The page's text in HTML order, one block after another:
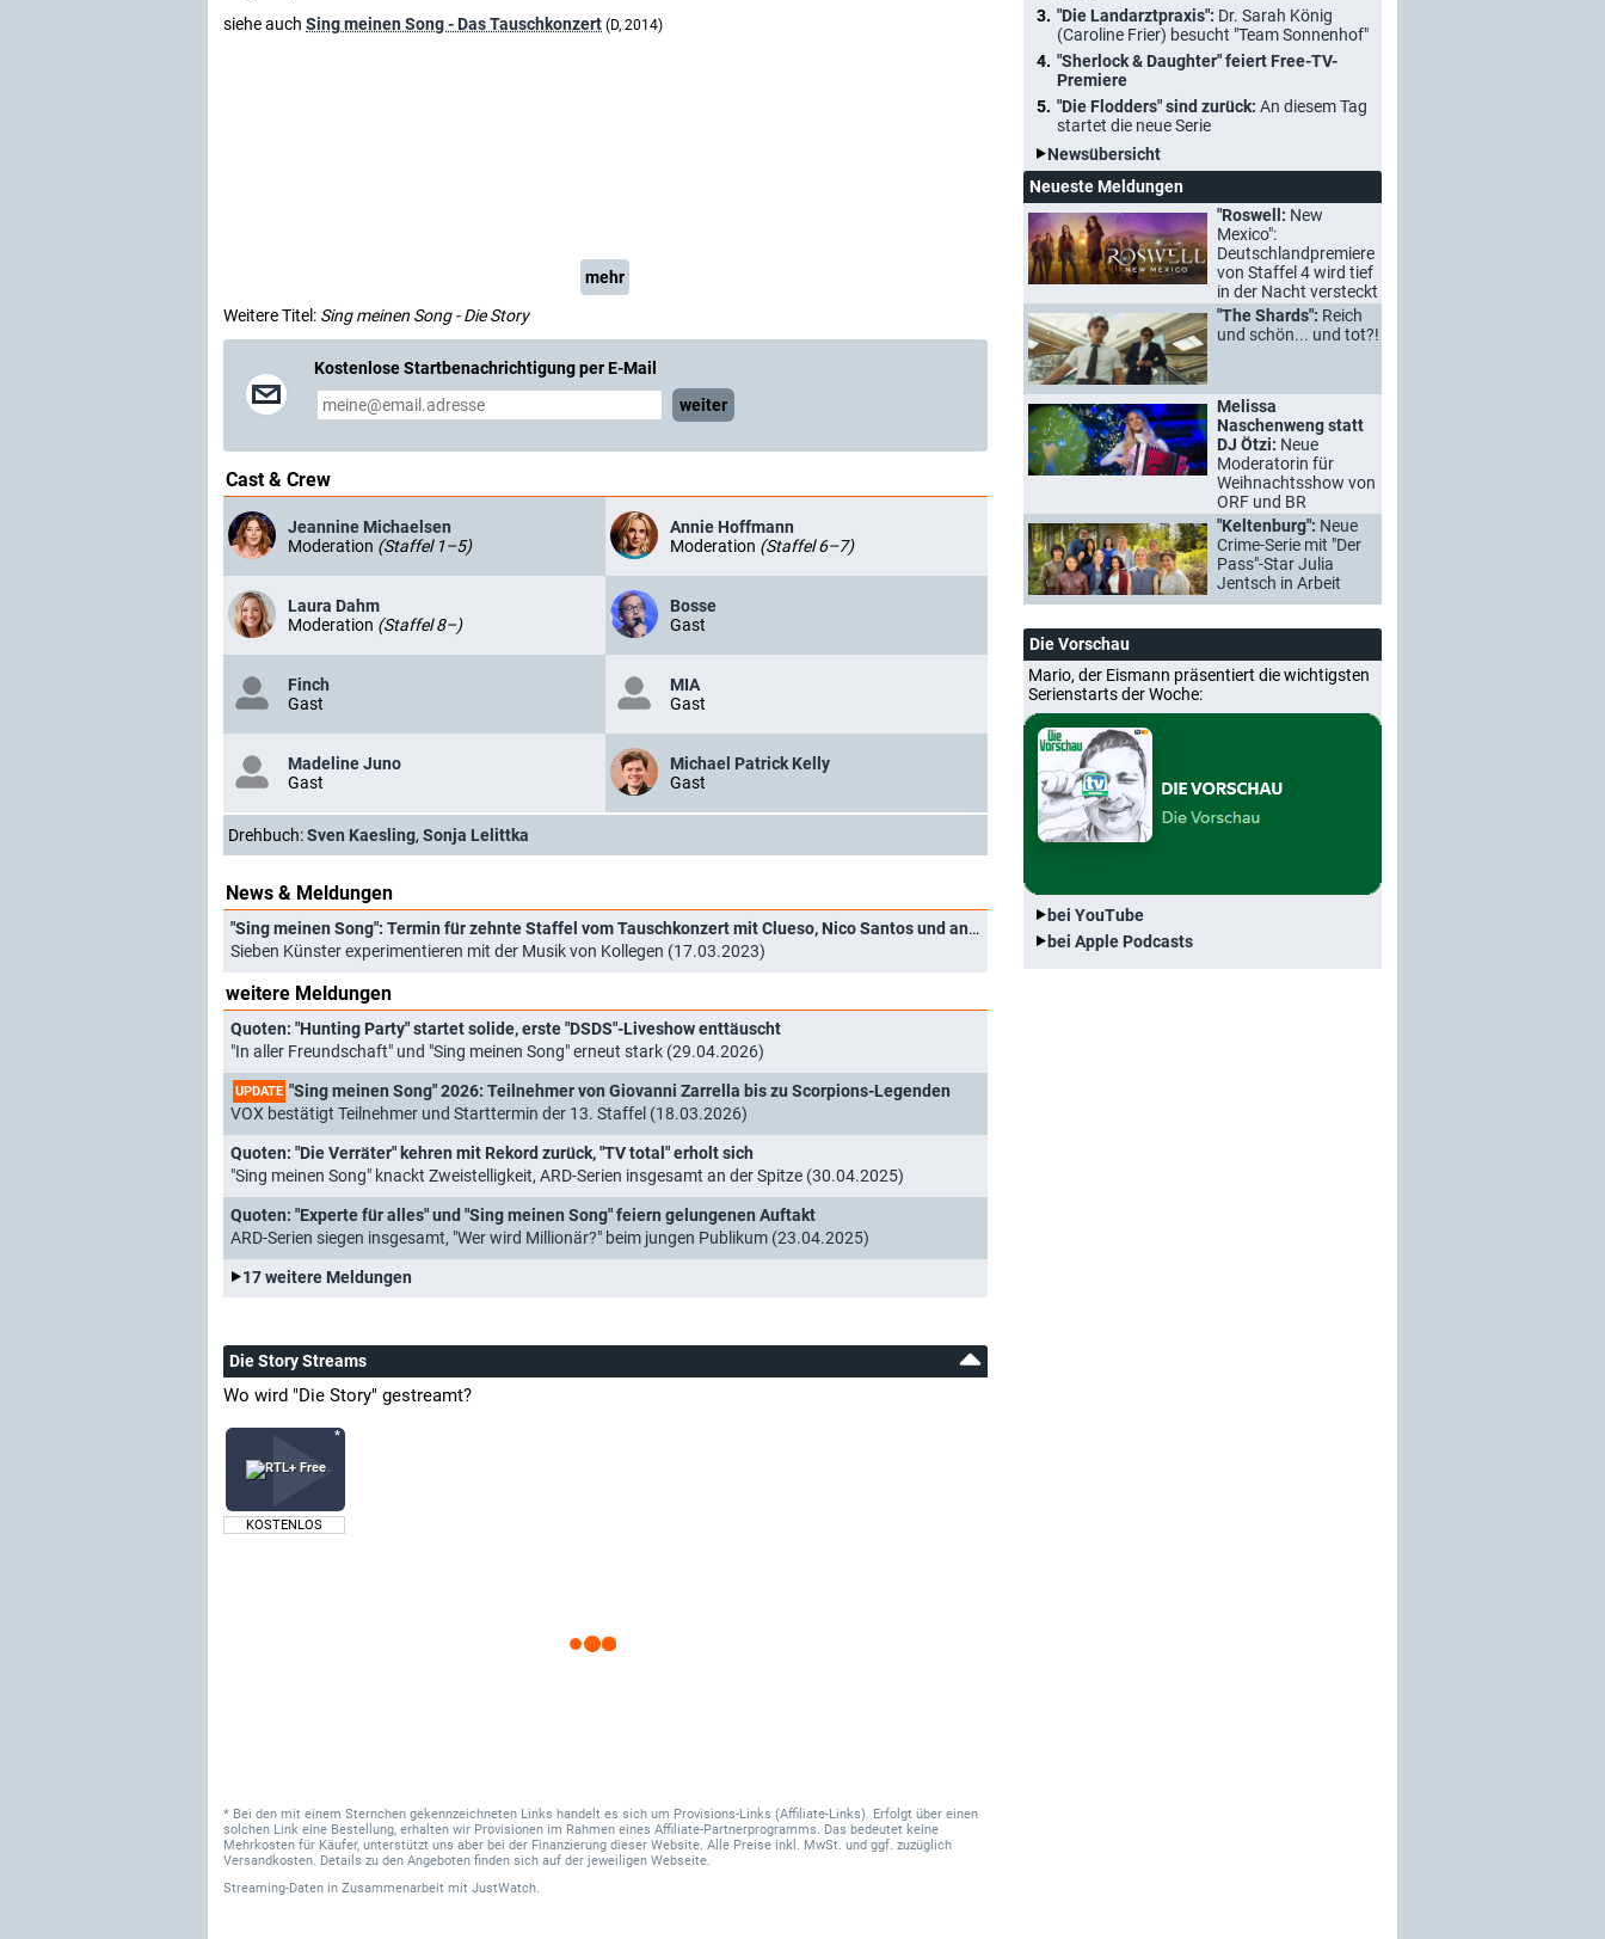
siehe auch Sing meinen Song - Das Tauschkonzert (D, 2014)
mehr
Weitere Titel: Sing meinen Song - Die Story
Kostenlose Startbenachrichtigung per E-Mail
weiter
Cast & Crew
Jeannine Michaelsen
Moderation (Staffel 1–5)
Annie Hoffmann
Moderation (Staffel 6–7)
Laura Dahm
Moderation (Staffel 8–)
Bosse
Gast
Finch
Gast
MIA
Gast
Madeline Juno
Gast
Michael Patrick Kelly
Gast
Drehbuch:Sven Kaesling, Sonja Lelittka
News & Meldungen
"Sing meinen Song": Termin für zehnte Staffel vom Tauschkonzert mit Clueso, Nico Santos und anderen
Sieben Künster experimentieren mit der Musik von Kollegen (17.03.2023)
weitere Meldungen
Quoten: "Hunting Party" startet solide, erste "DSDS"-Liveshow enttäuscht
"In aller Freundschaft" und "Sing meinen Song" erneut stark (29.04.2026)
UPDATE "Sing meinen Song" 2026: Teilnehmer von Giovanni Zarrella bis zu Scorpions-Legenden
VOX bestätigt Teilnehmer und Starttermin der 13. Staffel (18.03.2026)
Quoten: "Die Verräter" kehren mit Rekord zurück, "TV total" erholt sich
"Sing meinen Song" knackt Zweistelligkeit, ARD-Serien insgesamt an der Spitze (30.04.2025)
Quoten: "Experte für alles" und "Sing meinen Song" feiern gelungenen Auftakt
ARD-Serien siegen insgesamt, "Wer wird Millionär?" beim jungen Publikum (23.04.2025)
17 weitere Meldungen
Die Story Streams
Wo wird "Die Story" gestreamt?
KOSTENLOS
* Bei den mit einem Sternchen gekennzeichneten Links handelt es sich um Provisions-Links (Affiliate-Links). Erfolgt über einen
solchen Link eine Bestellung, erhalten wir Provisionen im Rahmen eines Affiliate-Partnerprogramms. Das bedeutet keine
Mehrkosten für Käufer, unterstützt uns aber bei der Finanzierung dieser Website. Alle Preise inkl. MwSt. und ggf. zuzüglich
Versandkosten. Details zu den Angeboten finden sich auf der jeweiligen Webseite.
Streaming-Daten in Zusammenarbeit mit JustWatch.
"Die Landarztpraxis": Dr. Sarah König
(Caroline Frier) besucht "Team Sonnenhof"
"Sherlock & Daughter" feiert Free-TV-
Premiere
"Die Flodders" sind zurück: An diesem Tag
startet die neue Serie
Newsübersicht
Neueste Meldungen
"Roswell: New
Mexico":
Deutschlandpremiere
von Staffel 4 wird tief
in der Nacht versteckt
"The Shards": Reich
und schön... und tot?!
Melissa
Naschenweng statt
DJ Ötzi: Neue
Moderatorin für
Weihnachtsshow von
ORF und BR
"Keltenburg": Neue
Crime-Serie mit "Der
Pass"-Star Julia
Jentsch in Arbeit
Die Vorschau
Mario, der Eismann präsentiert die wichtigsten
Serienstarts der Woche:
bei YouTube
bei Apple Podcasts